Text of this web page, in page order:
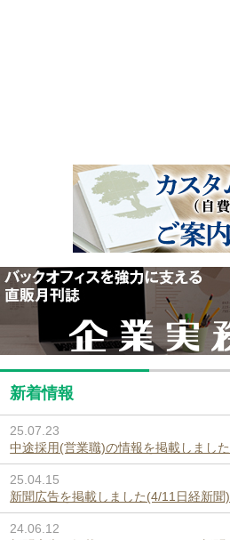
新着情報
25.07.23
中途採用(営業職)の情報を掲載しました
25.04.15
新聞広告を掲載しました(4/11日経新聞)
24.06.12